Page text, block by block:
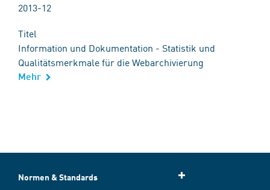
2013-12
Titel
Information und Dokumentation - Statistik und
Qualitätsmerkmale für die Webarchivierung
Mehr
Normen & Standards